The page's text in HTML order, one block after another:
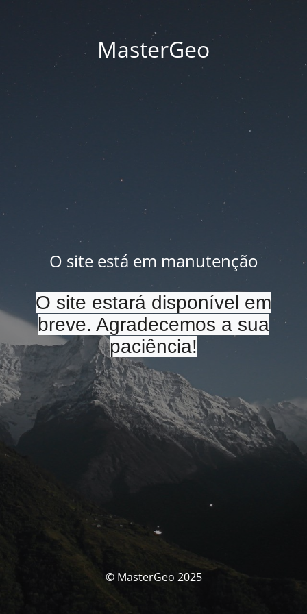
MasterGeo
O site está em manutenção
O site estará disponível em
breve. Agradecemos a sua
paciência!
© MasterGeo 2025